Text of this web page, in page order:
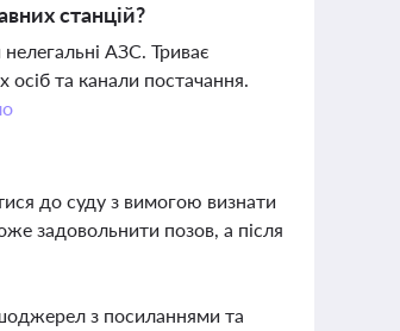
станцій?
АЗС. Триває
та канали постачання.
до суду з вимогою визнати
задовольнити позов, а після
з посиланнями та